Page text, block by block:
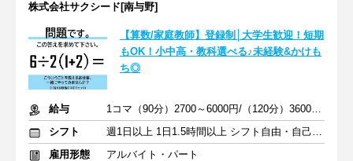
株式会社サクシード[南与野]
【算数/家庭教師】登録制│大学生歓迎！短期
もOK！小中高・教科選べる♪未経験&かけも
ち◎
給与
1コマ（90分）2700～6000円/（120分）3600～1万2000円 +交通費
シフト
週1日以上 1日1.5時間以上 シフト自由・自己申告
雇用形態
アルバイト・パート